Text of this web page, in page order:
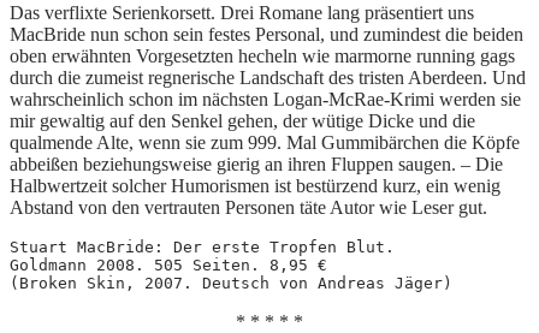
Das verflixte Serienkorsett. Drei Romane lang präsentiert uns
MacBride nun schon sein festes Personal, und zumindest die beiden
oben erwähnten Vorgesetzten hecheln wie marmorne running gags
durch die zumeist regnerische Landschaft des tristen Aberdeen. Und
wahrscheinlich schon im nächsten Logan-McRae-Krimi werden sie
mir gewaltig auf den Senkel gehen, der wütige Dicke und die
qualmende Alte, wenn sie zum 999. Mal Gummibärchen die Köpfe
abbeißen beziehungsweise gierig an ihren Fluppen saugen. – Die
Halbwertzeit solcher Humorismen ist bestürzend kurz, ein wenig
Abstand von den vertrauten Personen täte Autor wie Leser gut.
Stuart MacBride: Der erste Tropfen Blut.
Goldmann 2008. 505 Seiten. 8,95 €
(Broken Skin, 2007. Deutsch von Andreas Jäger)
* * * * *